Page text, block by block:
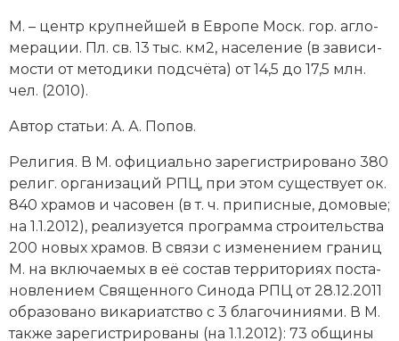
М. – центр круп­ней­шей в Ев­ро­пе Моск. гор. аг­ло­
ме­ра­ции. Пл. св. 13 тыс. км2, на­се­ле­ние (в за­ви­си­
мо­сти от ме­то­ди­ки под­счё­та) от 14,5 до 17,5 млн.
чел. (2010).
Автор статьи: А. А. По­пов.
Ре­ли­гия. В М. офи­ци­аль­но за­ре­ги­ст­ри­ро­ва­но 380
ре­лиг. ор­га­ни­за­ций РПЦ, при этом су­щест­ву­ет ок.
840 хра­мов и ча­со­вен (в т. ч. при­пис­ные, до­мо­вые;
на 1.1.2012), реа­ли­зу­ет­ся про­грам­ма строи­тель­ст­ва
200 но­вых хра­мов. В свя­зи с из­ме­не­ни­ем гра­ниц
М. на вклю­чае­мых в её со­став тер­ри­то­ри­ях по­ста­
нов­ле­ни­ем Свя­щен­но­го Си­но­да РПЦ от 28.12.2011
об­ра­зо­ва­но ви­ка­ри­ат­ст­во с 3 бла­го­чи­ния­ми. В М.
так­же за­ре­ги­стри­ро­ва­ны (на 1.1.2012): 73 об­щи­ны